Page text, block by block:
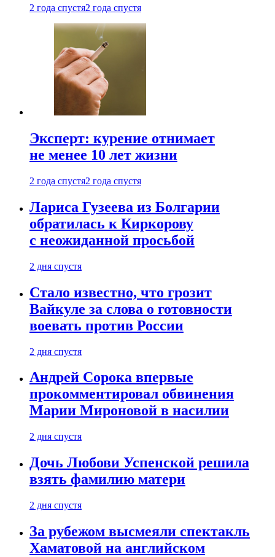
2 года спустя2 года спустя
Эксперт: курение отнимает
не менее 10 лет жизни
2 года спустя2 года спустя
Лариса Гузеева из Болгарии
обратилась к Киркорову
с неожиданной просьбой
2 дня спустя
Стало известно, что грозит
Вайкуле за слова о готовности
воевать против России
2 дня спустя
Андрей Сорока впервые
прокомментировал обвинения
Марии Мироновой в насилии
2 дня спустя
Дочь Любови Успенской решила
взять фамилию матери
2 дня спустя
За рубежом высмеяли спектакль
Хаматовой на английском